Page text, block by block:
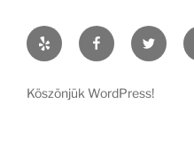
Yelp FacebookTwitter
Köszönjük WordPress!